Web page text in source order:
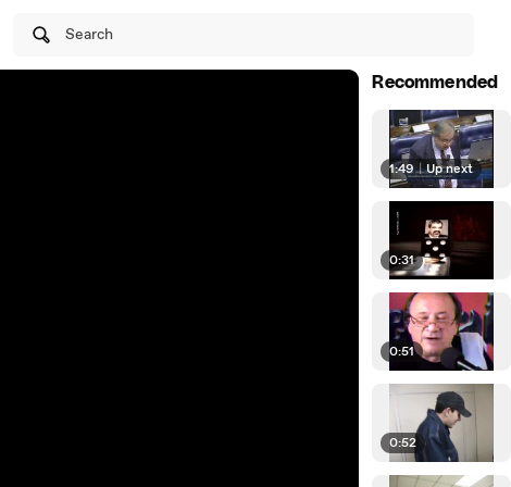
Search
Recommended
1:49 | Up next
0:31
0:51
0:52